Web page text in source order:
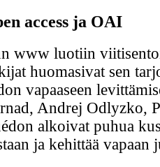
access ja OAI
www luotiin
huomasivat sen
vapaaseen
Andrej Odlyzko,
alkoivat puhua
ja kehittää vapaan